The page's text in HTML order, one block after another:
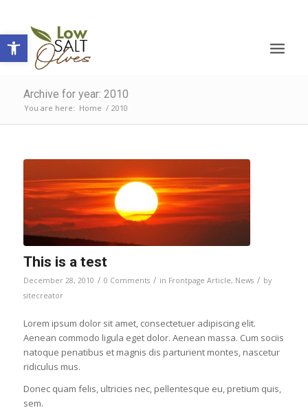
Open toolbar
Archive for year: 2010
You are here: Home / 2010
This is a test
December 28, 2010 / 0 Comments / in Frontpage Article, News / by
sitecreator
Lorem ipsum dolor sit amet, consectetuer adipiscing elit.
Aenean commodo ligula eget dolor. Aenean massa. Cum sociis
natoque penatibus et magnis dis parturient montes, nascetur
ridiculus mus.
Donec quam felis, ultricies nec, pellentesque eu, pretium quis,
sem.